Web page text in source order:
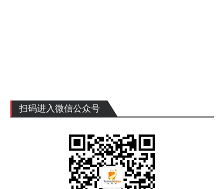
扫码进入微信公众号